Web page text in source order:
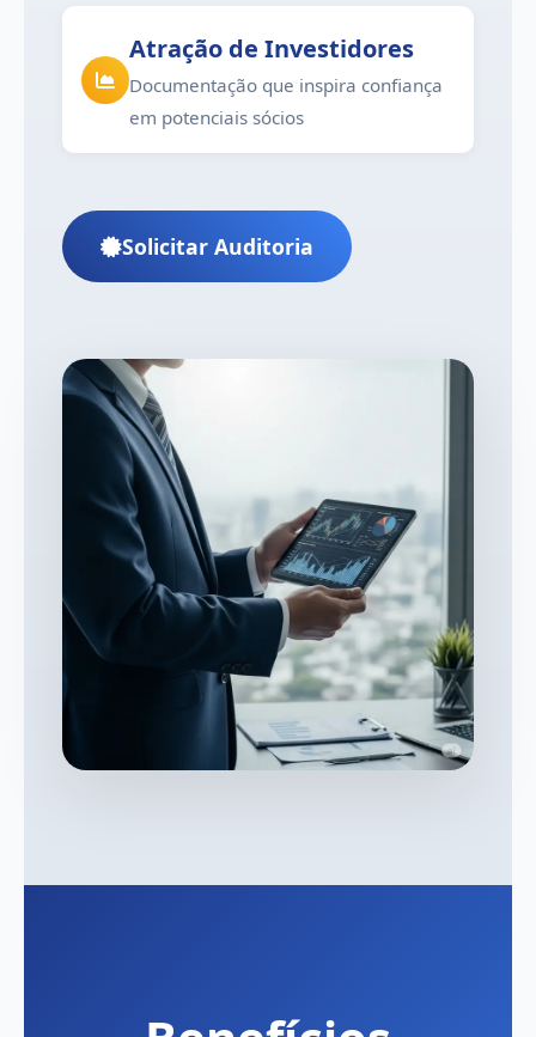
Atração de Investidores
Documentação que inspira confiança
em potenciais sócios
Solicitar Auditoria